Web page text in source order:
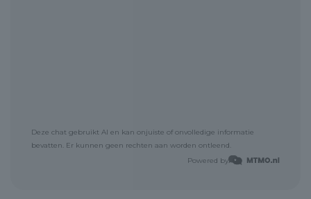
inbouwapparatuur: inductiekookplaat, oven, afzuigkap,
vaatwasser, koelkast, vriezer, vaatwasser en de nodige
Deze chat gebruikt AI en kan onjuiste of onvolledige informatie
bevatten. Er kunnen geen rechten aan worden ontleend.
Powered by